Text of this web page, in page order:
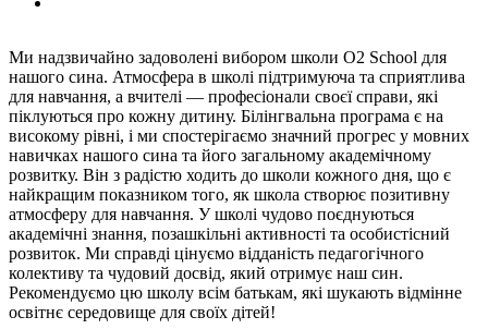
Ми надзвичайно задоволені вибором школи O2 School для
нашого сина. Атмосфера в школі підтримуюча та сприятлива
для навчання, а вчителі — професіонали своєї справи, які
піклуються про кожну дитину. Білінгвальна програма є на
високому рівні, і ми спостерігаємо значний прогрес у мовних
навичках нашого сина та його загальному академічному
розвитку. Він з радістю ходить до школи кожного дня, що є
найкращим показником того, як школа створює позитивну
атмосферу для навчання. У школі чудово поєднуються
академічні знання, позашкільні активності та особистісний
розвиток. Ми справді цінуємо відданість педагогічного
колективу та чудовий досвід, який отримує наш син.
Рекомендуємо цю школу всім батькам, які шукають відмінне
освітнє середовище для своїх дітей!